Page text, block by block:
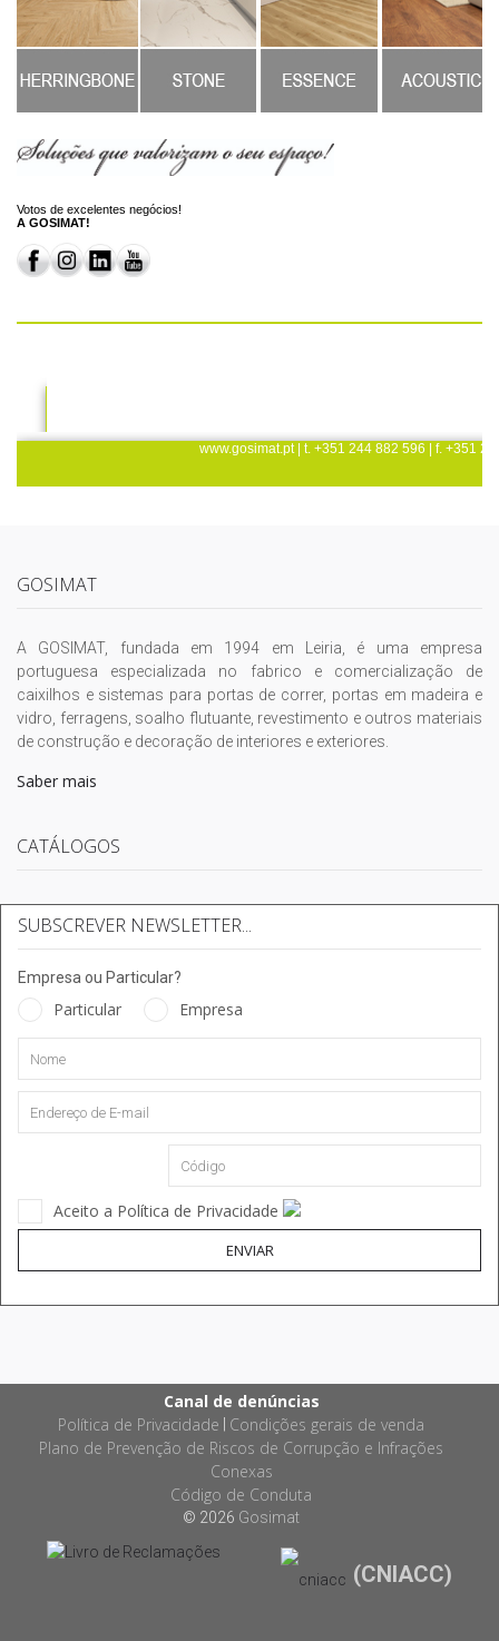
GOSIMAT
A GOSIMAT, fundada em 1994 em Leiria, é uma empresa
portuguesa especializada no fabrico e comercialização de
caixilhos e sistemas para portas de correr, portas em madeira e
vidro, ferragens, soalho flutuante, revestimento e outros materiais
de construção e decoração de interiores e exteriores.
Saber mais
CATÁLOGOS
SUBSCREVER NEWSLETTER...
Empresa ou Particular?
Particular Empresa
Aceito a Política de Privacidade
ENVIAR
Canal de denúncias
Política de Privacidade Condições gerais de venda
Plano de Prevenção de Riscos de Corrupção e Infrações
Conexas
Código de Conduta
© 2026 Gosimat
(CNIACC)